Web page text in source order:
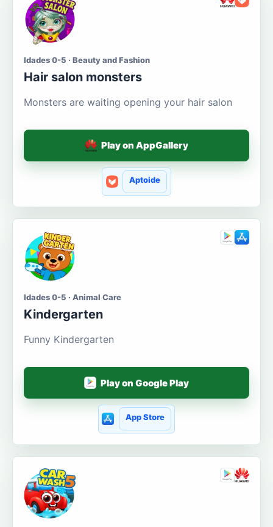
Idades 0-5 · Beauty and Fashion
Hair salon monsters
Monsters are waiting opening your hair salon
Play on AppGallery
Aptoide
Idades 0-5 · Animal Care
Kindergarten
Funny Kindergarten
Play on Google Play
App Store